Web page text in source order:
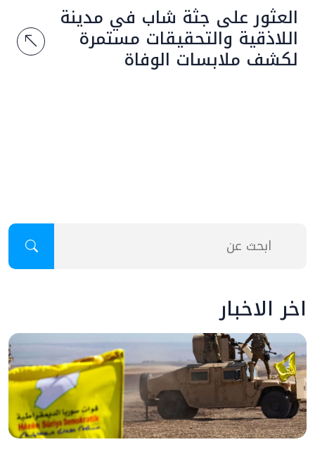
العثور على جثة شاب في مدينة
اللاذقية والتحقيقات مستمرة
لكشف ملابسات الوفاة
اخر الاخبار